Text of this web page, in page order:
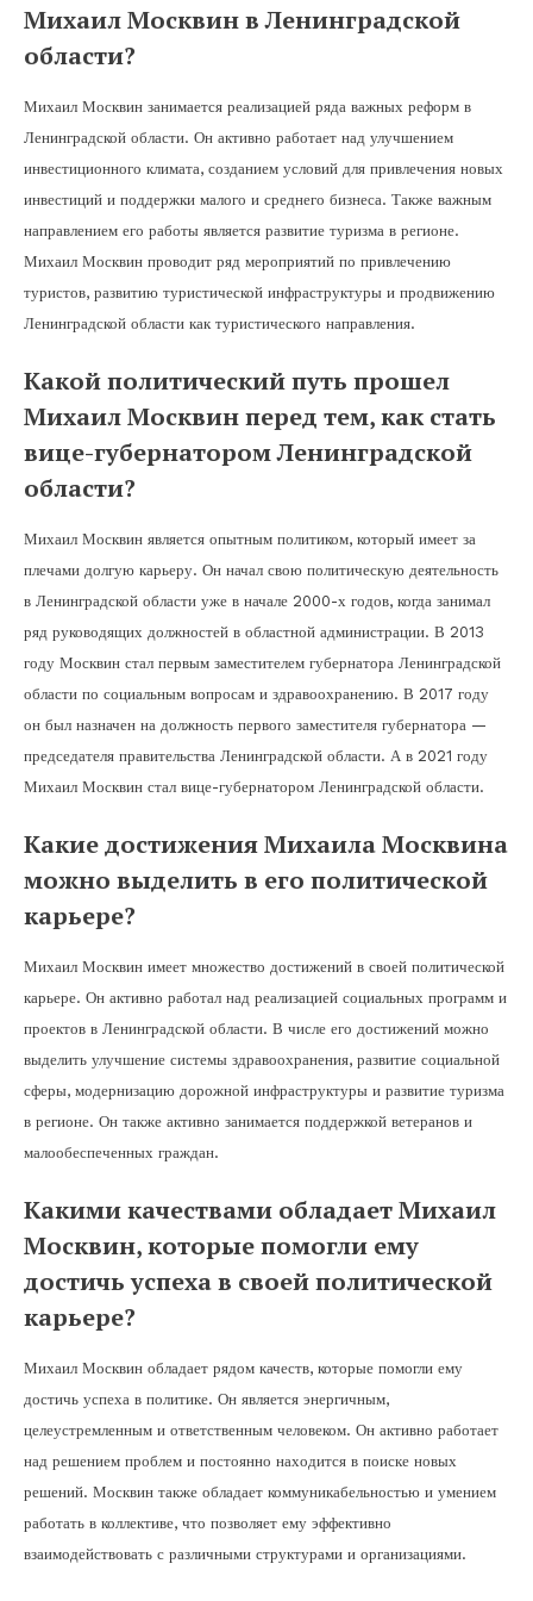
Михаил Москвин в Ленинградской
области?
Михаил Москвин занимается реализацией ряда важных реформ в
Ленинградской области. Он активно работает над улучшением
инвестиционного климата, созданием условий для привлечения новых
инвестиций и поддержки малого и среднего бизнеса. Также важным
направлением его работы является развитие туризма в регионе.
Михаил Москвин проводит ряд мероприятий по привлечению
туристов, развитию туристической инфраструктуры и продвижению
Ленинградской области как туристического направления.
Какой политический путь прошел
Михаил Москвин перед тем, как стать
вице-губернатором Ленинградской
области?
Михаил Москвин является опытным политиком, который имеет за
плечами долгую карьеру. Он начал свою политическую деятельность
в Ленинградской области уже в начале 2000-х годов, когда занимал
ряд руководящих должностей в областной администрации. В 2013
году Москвин стал первым заместителем губернатора Ленинградской
области по социальным вопросам и здравоохранению. В 2017 году
он был назначен на должность первого заместителя губернатора —
председателя правительства Ленинградской области. А в 2021 году
Михаил Москвин стал вице-губернатором Ленинградской области.
Какие достижения Михаила Москвина
можно выделить в его политической
карьере?
Михаил Москвин имеет множество достижений в своей политической
карьере. Он активно работал над реализацией социальных программ и
проектов в Ленинградской области. В числе его достижений можно
выделить улучшение системы здравоохранения, развитие социальной
сферы, модернизацию дорожной инфраструктуры и развитие туризма
в регионе. Он также активно занимается поддержкой ветеранов и
малообеспеченных граждан.
Какими качествами обладает Михаил
Москвин, которые помогли ему
достичь успеха в своей политической
карьере?
Михаил Москвин обладает рядом качеств, которые помогли ему
достичь успеха в политике. Он является энергичным,
целеустремленным и ответственным человеком. Он активно работает
над решением проблем и постоянно находится в поиске новых
решений. Москвин также обладает коммуникабельностью и умением
работать в коллективе, что позволяет ему эффективно
взаимодействовать с различными структурами и организациями.